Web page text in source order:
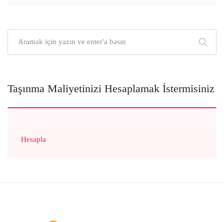
Taşınma Maliyetinizi Hesaplamak İstermisiniz
Hesapla